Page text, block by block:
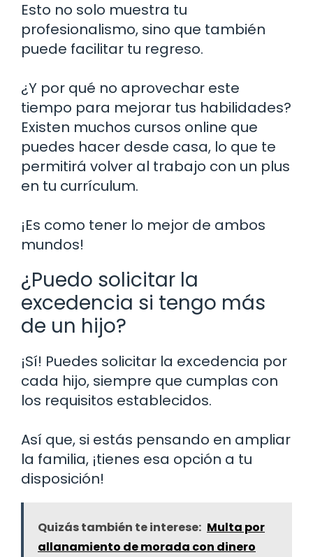
Esto no solo muestra tu
profesionalismo, sino que también
puede facilitar tu regreso.
¿Y por qué no aprovechar este
tiempo para mejorar tus habilidades?
Existen muchos cursos online que
puedes hacer desde casa, lo que te
permitirá volver al trabajo con un plus
en tu currículum.
¡Es como tener lo mejor de ambos
mundos!
¿Puedo solicitar la
excedencia si tengo más
de un hijo?
¡Sí! Puedes solicitar la excedencia por
cada hijo, siempre que cumplas con
los requisitos establecidos.
Así que, si estás pensando en ampliar
la familia, ¡tienes esa opción a tu
disposición!
Quizás también te interese: Multa por
allanamiento de morada con dinero